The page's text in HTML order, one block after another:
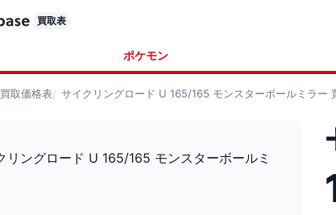
買取表
ポケモン
買取価格表 サイクリングロード U 165/165 モンスターボールミラー